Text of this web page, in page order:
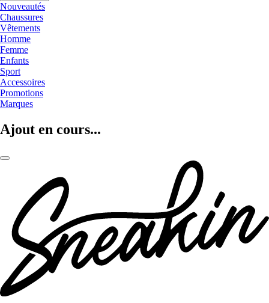
Nouveautés
Chaussures
Vêtements
Homme
Femme
Enfants
Sport
Accessoires
Promotions
Marques
Ajout en cours...